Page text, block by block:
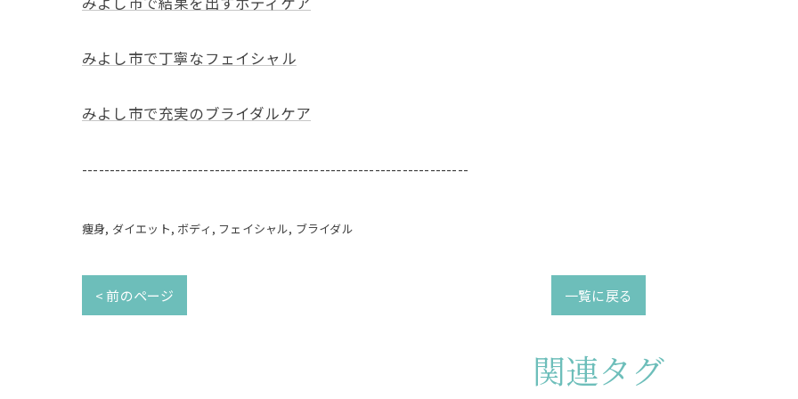
みよし市で丁寧なフェイシャル
みよし市で充実のブライダルケア
----------------------------------------------------------------------
痩身 ダイエット ボディ フェイシャル ブライダル
< 前のページ 一覧に戻る
関連タグ